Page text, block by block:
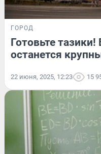
ГОРОД
Готовьте
останется
22 июня, 2025, 12:23 15